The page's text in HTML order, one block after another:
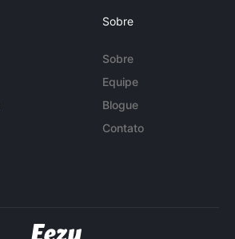
Sobre
Sobre
Equipe
Blogue
Contato